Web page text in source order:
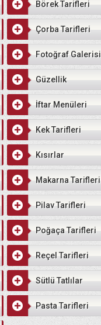
Börek Tarifleri
Çorba Tarifleri
Fotoğraf Galerisi
Güzellik
İftar Menüleri
Kek Tarifleri
Kısırlar
Makarna Tarifleri
Pilav Tarifleri
Poğaça Tarifleri
Reçel Tarifleri
Sütlü Tatlılar
Pasta Tarifleri